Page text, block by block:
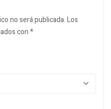
no será publicada.Los
con*